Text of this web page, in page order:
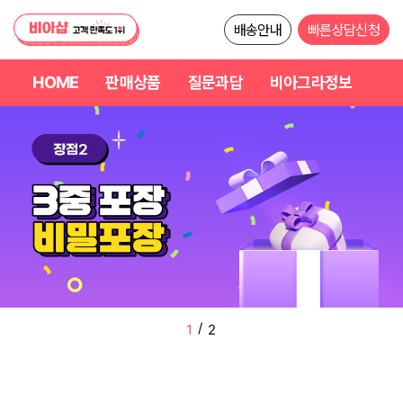
배송안내 빠른상담신청
HOME 판매상품 질문과답 비아그라정보
2 / 2